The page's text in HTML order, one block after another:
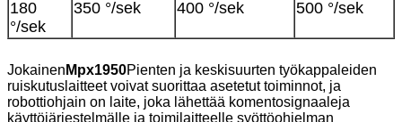
180
°/sek
350 °/sek 400 °/sek 500 °/sek
Jokainen Mpx1950Pienten ja keskisuurten työkappaleiden
ruiskutuslaitteet voivat suorittaa asetetut toiminnot, ja
robottiohjain on laite, joka lähettää komentosignaaleja
käyttöjärjestelmälle ja toimilaitteelle syöttöohjelman